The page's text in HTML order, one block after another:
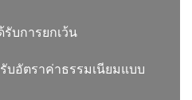
รับการยกเว้น
บอัตราค่าธรรมเนียมแบบ